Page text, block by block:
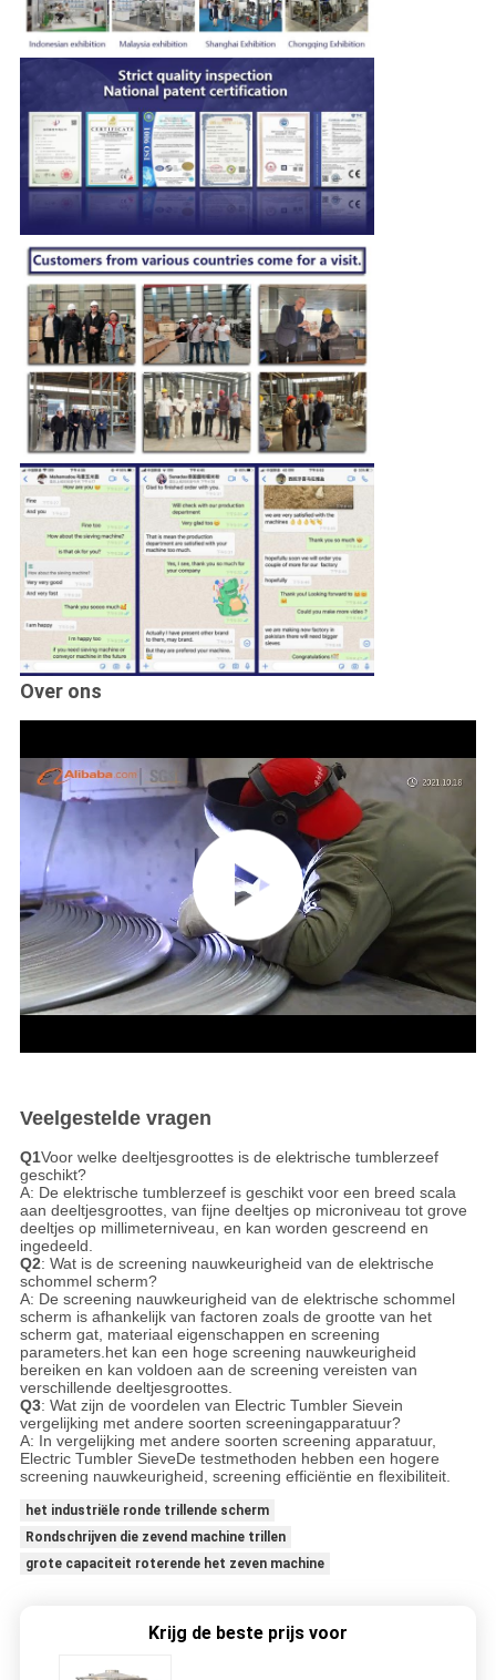
Over ons
Veelgestelde vragen
Q1Voor welke deeltjesgroottes is de elektrische tumblerzeef
geschikt?
A: De elektrische tumblerzeef is geschikt voor een breed scala
aan deeltjesgroottes, van fijne deeltjes op microniveau tot grove
deeltjes op millimeterniveau, en kan worden gescreend en
ingedeeld.
Q2: Wat is de screening nauwkeurigheid van de elektrische
schommel scherm?
A: De screening nauwkeurigheid van de elektrische schommel
scherm is afhankelijk van factoren zoals de grootte van het
scherm gat, materiaal eigenschappen en screening
parameters.het kan een hoge screening nauwkeurigheid
bereiken en kan voldoen aan de screening vereisten van
verschillende deeltjesgroottes.
Q3: Wat zijn de voordelen van Electric Tumbler Sievein
vergelijking met andere soorten screeningapparatuur?
A: In vergelijking met andere soorten screening apparatuur,
Electric Tumbler SieveDe testmethoden hebben een hogere
screening nauwkeurigheid, screening efficiëntie en flexibiliteit.
het industriële ronde trillende scherm
Rondschrijven die zevend machine trillen
grote capaciteit roterende het zeven machine
Krijg de beste prijs voor